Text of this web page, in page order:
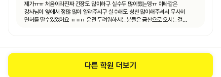
제가ㅠㅠ 처음이라진짜 긴장도 많이하구 실수두 많이했는뎅ㅠ 아빠같은
강사님이 옆에서 정많 많이 알려주시구 실수해도 칭찬 많이해주셔서 무사히
면허를 딸수있었어요 ㅠㅠㅠ 운전 두려워하시는분들은 금산으로 오시는걸
다른 학원 더보기